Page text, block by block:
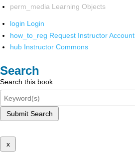
perm_media Learning Objects
login Login
how_to_reg Request Instructor Account
hub Instructor Commons
Search
Search this book
Submit Search
x